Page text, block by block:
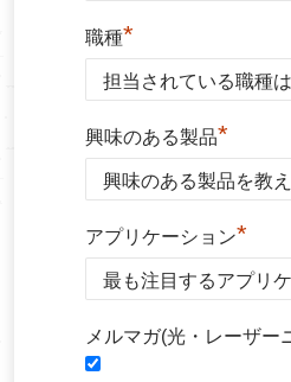
職種*
興味のある製品*
アプリケーション*
メルマガ(光・レーザー